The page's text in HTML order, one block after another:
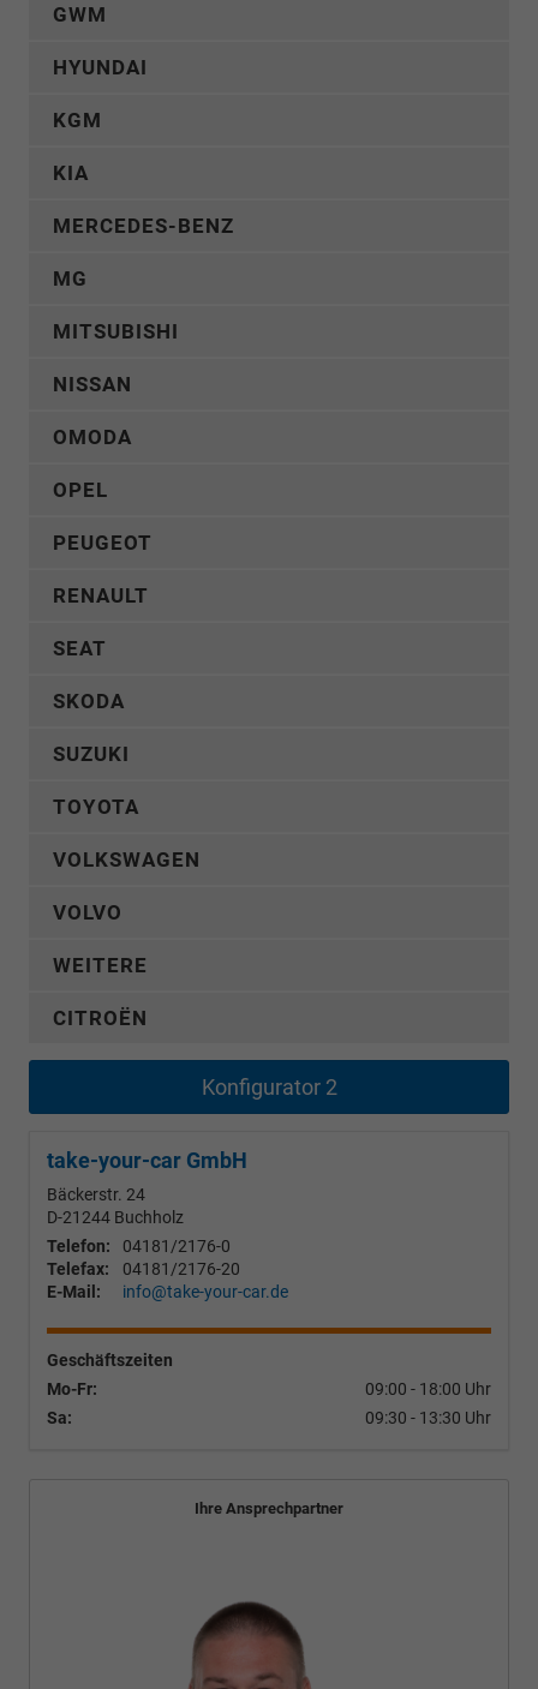
GWM
HYUNDAI
KGM
KIA
MERCEDES-BENZ
MG
MITSUBISHI
NISSAN
OMODA
OPEL
PEUGEOT
RENAULT
SEAT
SKODA
SUZUKI
TOYOTA
VOLKSWAGEN
VOLVO
WEITERE
CITROËN
Konfigurator 2
take-your-car GmbH
Bäckerstr. 24
D-21244 Buchholz
Telefon:
04181/2176-0
Telefax:
04181/2176-20
E-Mail:
info@take-your-car.de
Geschäftszeiten
Mo-Fr:
09:00 - 18:00 Uhr
Sa:
09:30 - 13:30 Uhr
Ihre Ansprechpartner